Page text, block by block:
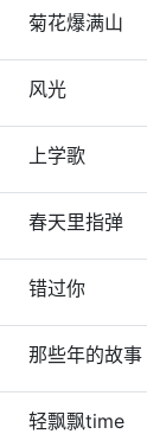
菊花爆满山
风光
上学歌
春天里指弹
错过你
那些年的故事
轻飘飘time